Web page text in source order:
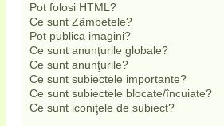
Pot folosi HTML?
Ce sunt Zâmbetele?
Pot publica imagini?
Ce sunt anunţurile globale?
Ce sunt anunţurile?
Ce sunt subiectele importante?
Ce sunt subiectele blocate/încuiate?
Ce sunt iconiţele de subiect?